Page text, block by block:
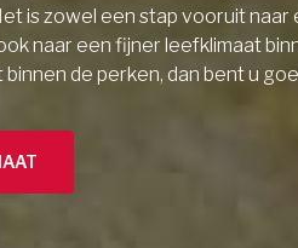
is zowel een stap vooruit naar
naar een fijner leefklimaat
de perken, dan bent u